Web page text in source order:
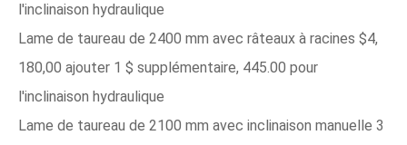
l'inclinaison hydraulique
Lame de taureau de 2400 mm avec râteaux à racines $4,
180,00 ajouter 1 $ supplémentaire, 445.00 pour
l'inclinaison hydraulique
Lame de taureau de 2100 mm avec inclinaison manuelle 3